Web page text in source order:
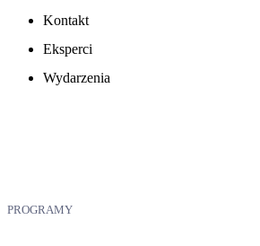
Kontakt
Eksperci
Wydarzenia
PROGRAMY